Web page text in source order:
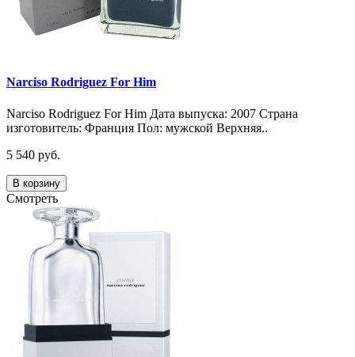
Narciso Rodriguez For Him
Narciso Rodriguez For Him Дата выпуска: 2007 Страна
изготовитель: Франция Пол: мужской Верхняя..
5 540 руб.
В корзину
Смотреть